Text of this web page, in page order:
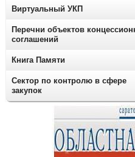
Виртуальный УКП
Перечни объектов
соглашений
Книга Памяти
Сектор по контролю в сфере
закупок